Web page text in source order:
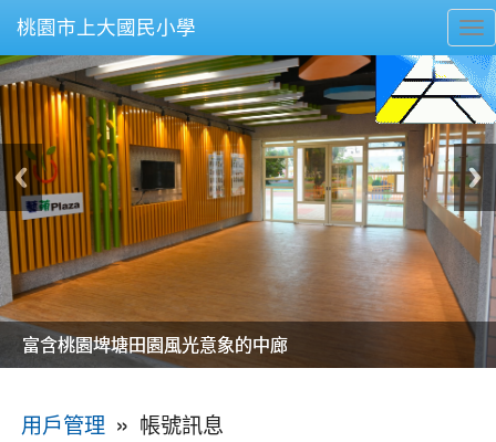
桃園市上大國民小學
美麗的操場是我們活力的來源
美麗的操場是我們活力的來源
煥然一新的小司令台
煥然一新的小司令台
富含桃園埤塘田園風光意象的中廊
富含桃園埤塘田園風光意象的中廊
嶄新的中庭廣場
嶄新的中庭廣場
水生池生生不息
水生池生生不息
用戶管理 » 帳號訊息